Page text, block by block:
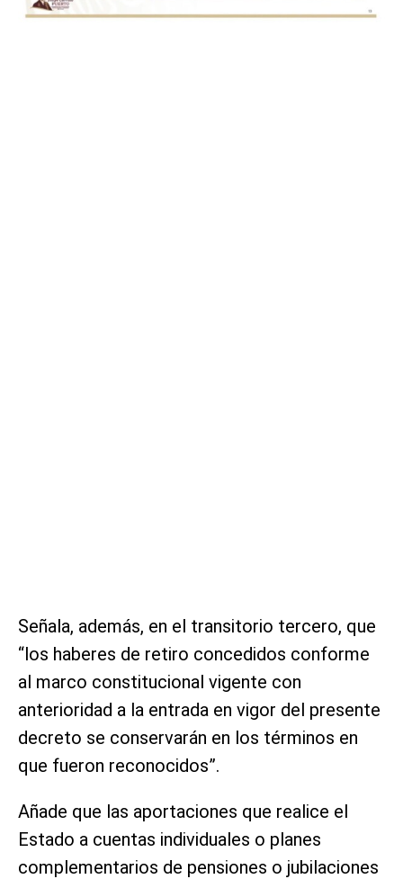
Señala, además, en el transitorio tercero, que
“los haberes de retiro concedidos conforme
al marco constitucional vigente con
anterioridad a la entrada en vigor del presente
decreto se conservarán en los términos en
que fueron reconocidos”.
Añade que las aportaciones que realice el
Estado a cuentas individuales o planes
complementarios de pensiones o jubilaciones